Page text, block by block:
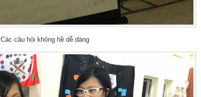
Các câu hỏi không hề dễ dàng